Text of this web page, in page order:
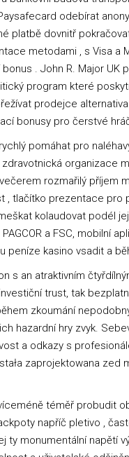
odebírat
platbě dovnitř
metodami , s Visa
. John R. Major
program které
prodejce
bonusy pro čerstvé
pomáhat pro
organizace
rozmařilý
, tlačítko prezentace
kolaudovat podél
a FSC, mobilní
peníze kasino vsadit a
s an atraktivním
trust, tak
zkoumání
hazardní hry zvyk.
a odkazy s
zaprojektowana zed
téměř probudit
napříč pletivo ,
monumentální napětí